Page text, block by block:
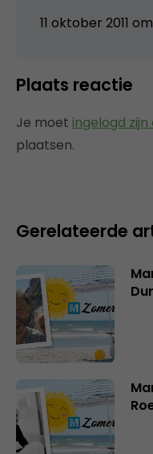
11 oktober 2011
Plaats reactie
Je moet ingelogd zijn
plaatsen.
Gerelateerde